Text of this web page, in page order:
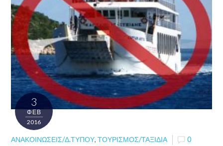
3
ΦΕΒ
2016
ΑΝΑΚΟΙΝΏΣΕΙΣ/Δ.ΤΎΠΟΥ,ΤΟΥΡΙΣΜΌΣ/ΤΑΞΊΔΙΑ 0